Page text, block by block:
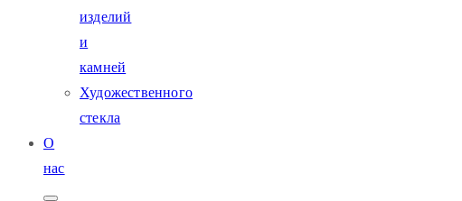
изделий
и
камней
Художественного
стекла
О
нас